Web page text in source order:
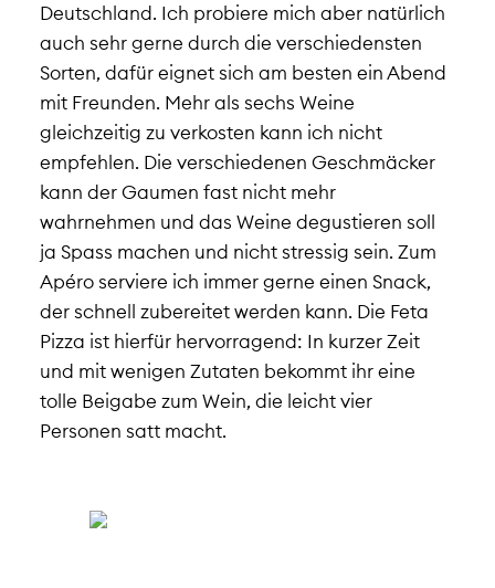
Deutschland. Ich probiere mich aber natürlich
auch sehr gerne durch die verschiedensten
Sorten, dafür eignet sich am besten ein Abend
mit Freunden. Mehr als sechs Weine
gleichzeitig zu verkosten kann ich nicht
empfehlen. Die verschiedenen Geschmäcker
kann der Gaumen fast nicht mehr
wahrnehmen und das Weine degustieren soll
ja Spass machen und nicht stressig sein. Zum
Apéro serviere ich immer gerne einen Snack,
der schnell zubereitet werden kann. Die Feta
Pizza ist hierfür hervorragend: In kurzer Zeit
und mit wenigen Zutaten bekommt ihr eine
tolle Beigabe zum Wein, die leicht vier
Personen satt macht.